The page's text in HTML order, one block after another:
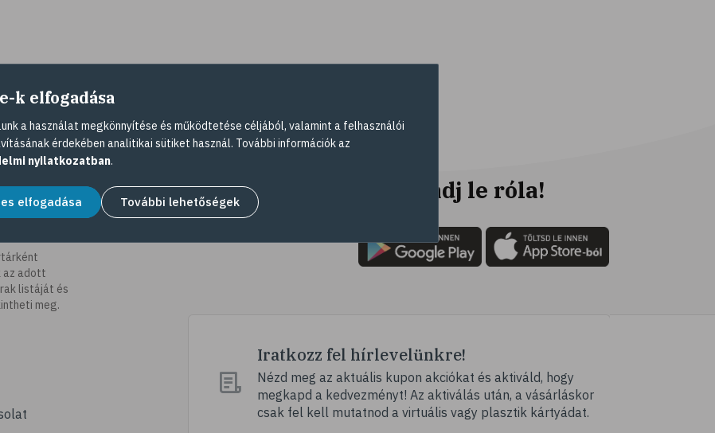
# kalória
# hányinger
# hányás
# utazási betegség
# pihenés
# kikapcsolódás
# Valentin-nap
az adott
listáját és
meg.
Ne maradj le róla!
Iratkozz fel hírlevelünkre!
Nézd meg az aktuális kupon akciókat és aktiváld, hogy
megkapd a kedvezményt! Az aktiválás után, a vásárláskor
csak fel kell mutatnod a virtuális vagy plasztik kártyádat.
k elfogadása
a használat megkönnyítése és működtetése céljából, valamint a felhasználói
érdekében analitikai sütiket használ. További információk az
nyilatkozatban.
elfogadása További lehetőségek